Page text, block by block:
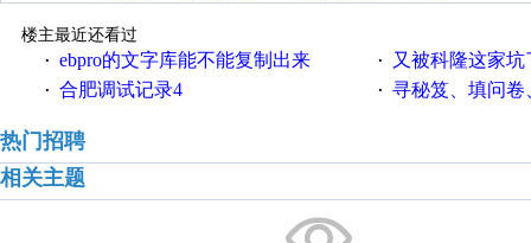
楼主最近还看过
· ebpro的文字库能不能复制出来 · 又被科隆这家坑
· 合肥调试记录4 · 寻秘笈、填问卷
热门招聘
相关主题